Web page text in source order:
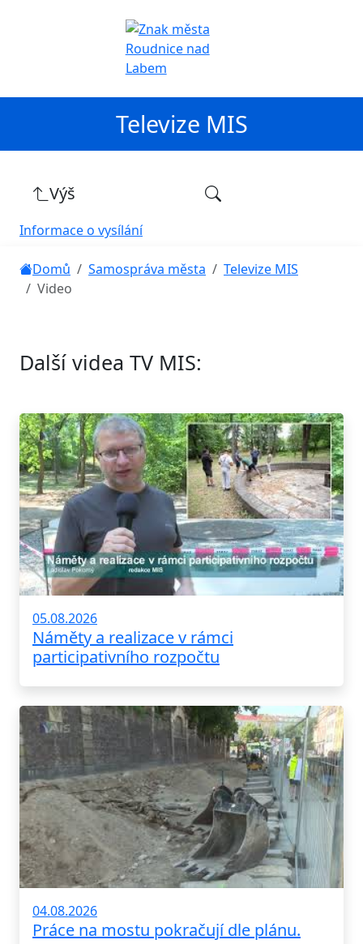
Televize MIS
Výš
Informace o vysílání
Domů Samospráva města
Televize MIS
Video
Další videa TV MIS:
05.08.2026
Náměty a realizace v rámci
participativního rozpočtu
04.08.2026
Práce na mostu pokračují dle plánu.